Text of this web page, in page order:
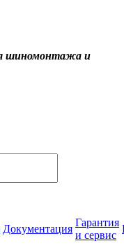
шиномонтажа и
Документация
Гарантия
и сервис